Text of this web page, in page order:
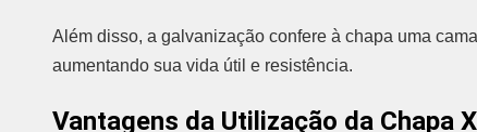
Além disso, a galvanização confere à chapa uma
aumentando sua vida útil e resistência.
Vantagens da Utilização da Chapa